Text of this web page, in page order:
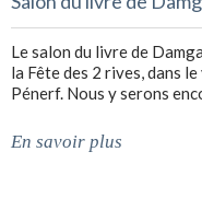
Le salon du livre de
la Fête des 2 rives, dans
Pénerf. Nous y serons
En savoir plus